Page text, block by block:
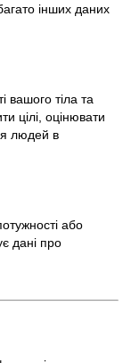
інших даних
вашого тіла та
цілі, оцінювати
людей в
або
дані про